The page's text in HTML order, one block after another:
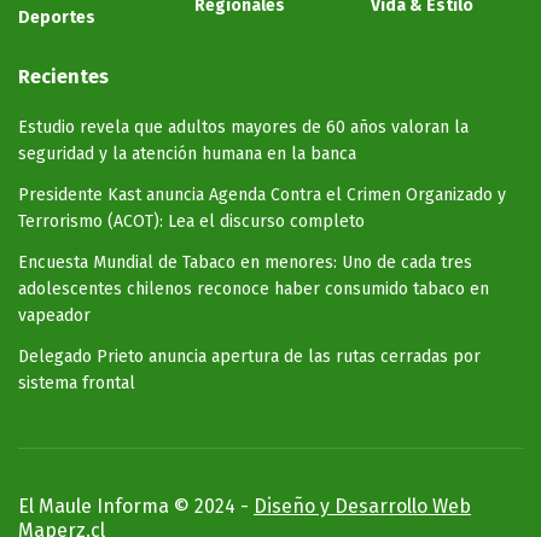
Deportes
Regionales
Vida & Estilo
Recientes
Estudio revela que adultos mayores de 60 años valoran la
seguridad y la atención humana en la banca
Presidente Kast anuncia Agenda Contra el Crimen Organizado y
Terrorismo (ACOT): Lea el discurso completo
Encuesta Mundial de Tabaco en menores: Uno de cada tres
adolescentes chilenos reconoce haber consumido tabaco en
vapeador
Delegado Prieto anuncia apertura de las rutas cerradas por
sistema frontal
El Maule Informa © 2024 - Diseño y Desarrollo Web
Maperz.cl